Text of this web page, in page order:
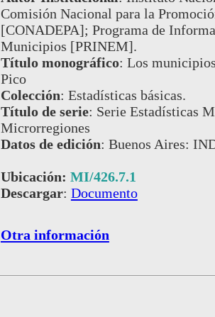
Comisión Nacional para la
[CONADEPA]; Programa de
Municipios [PRINEM].
Título monográfico: Los
Pico
Colección: Estadísticas básicas.
Título de serie: Serie Estadísticas
Microrregiones
Datos de edición: Buenos Aires:
Ubicación: MI/426.7.1
Descargar: Documento
Otra información